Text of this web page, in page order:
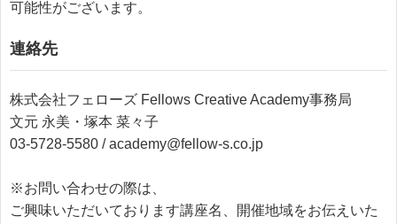
可能性がございます。
連絡先
株式会社フェローズ Fellows Creative Academy事務局
文元 永美・塚本 菜々子
03-5728-5580 / academy@fellow-s.co.jp
※お問い合わせの際は、
ご興味いただいております講座名、開催地域をお伝えいた